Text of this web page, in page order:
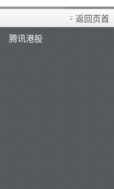
返回页首
腾讯港股